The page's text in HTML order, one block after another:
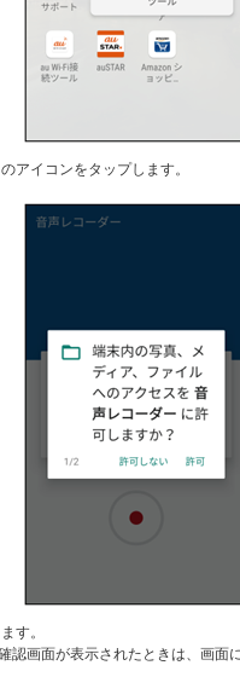
アイコンをタップします。
す。
認画面が表示されたときは、画面